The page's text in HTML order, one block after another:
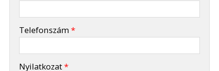
Telefonszám*
Nyilatkozat*